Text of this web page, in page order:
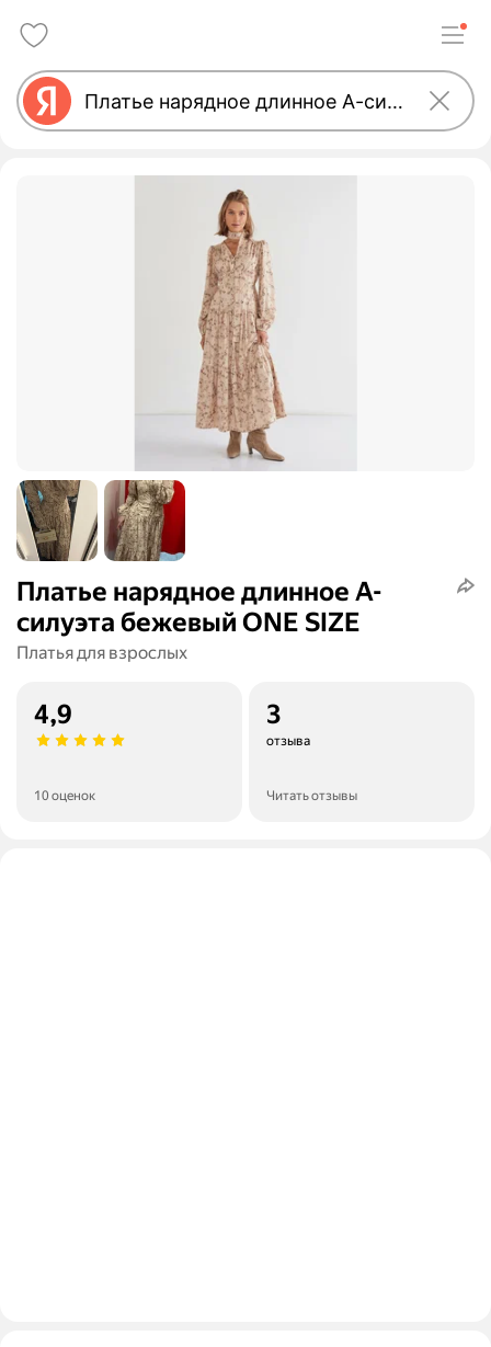
Платье нарядное длинное А-
силуэта бежевый ONE SIZE
Платья для взрослых
4,9
10 оценок
3
отзыва
Читать отзывы